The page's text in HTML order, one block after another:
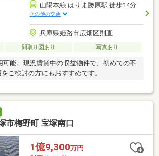
山陽本線 はりま勝原駅 徒歩14分
その他の交通
兵庫県姫路市広畑区則直
間取り図あり 写真あり
可能。現況賃貸中の収益物件で、初めての不
ご検討の方にもおすすめです。
市梅野町 宝塚南口
1億9,300万円